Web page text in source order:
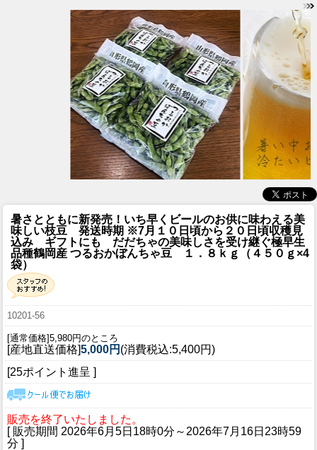
暑さとともに新発売！いち早くビールのお供に味わえる美
味しい枝豆 発送時期 ※7月１０日頃から２０日頃収穫見
込み ギフトにも だだちゃの美味しさを受け継ぐ極早生
品種鶴岡産 つるおかぼんちゃ豆 １．８ｋｇ（４５０ｇ×4
袋）
10201-56
[通常価格]5,980円のところ
[産地直送価格]5,000円 (消費税込:5,400円)
[25ポイント進呈 ]
販売を終了いたしました。
[ 販売期間 2026年6月5日18時0分 ～ 2026年7月16日23時59
分 ]